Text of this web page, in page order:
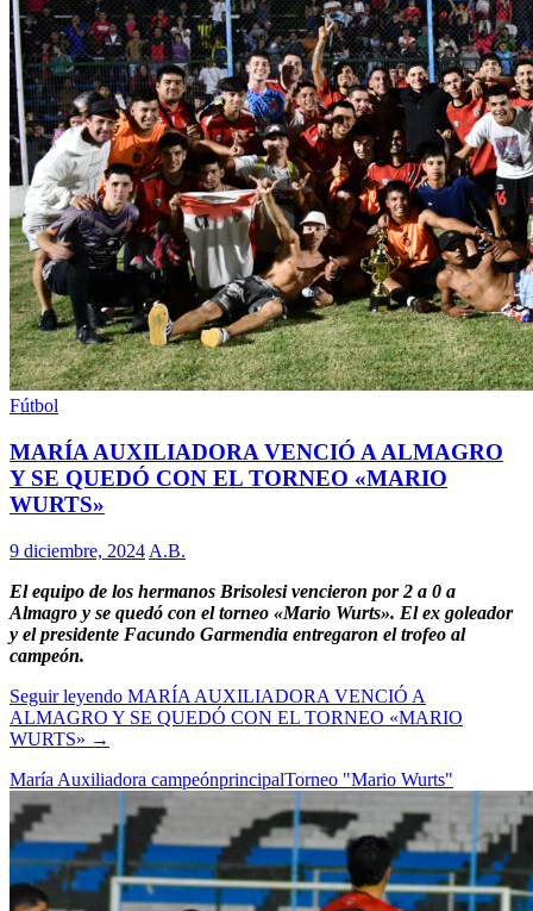
Fútbol
MARÍA AUXILIADORA VENCIÓ A ALMAGRO
Y SE QUEDÓ CON EL TORNEO «MARIO
WURTS»
9 diciembre, 2024 A.B.
El equipo de los hermanos Brisolesi vencieron por 2 a 0 a
Almagro y se quedó con el torneo «Mario Wurts». El ex goleador
y el presidente Facundo Garmendia entregaron el trofeo al
campeón.
Seguir leyendo MARÍA AUXILIADORA VENCIÓ A
ALMAGRO Y SE QUEDÓ CON EL TORNEO «MARIO
WURTS» →
María Auxiliadora campeónprincipalTorneo "Mario Wurts"